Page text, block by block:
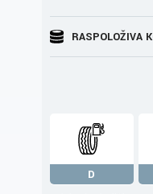
RASPOLOŽIVA
D